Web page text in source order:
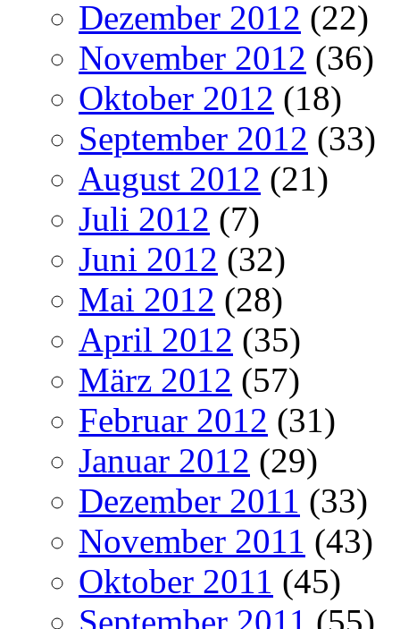
Dezember 2012 (22)
November 2012 (36)
Oktober 2012 (18)
September 2012 (33)
August 2012 (21)
Juli 2012 (7)
Juni 2012 (32)
Mai 2012 (28)
April 2012 (35)
März 2012 (57)
Februar 2012 (31)
Januar 2012 (29)
Dezember 2011 (33)
November 2011 (43)
Oktober 2011 (45)